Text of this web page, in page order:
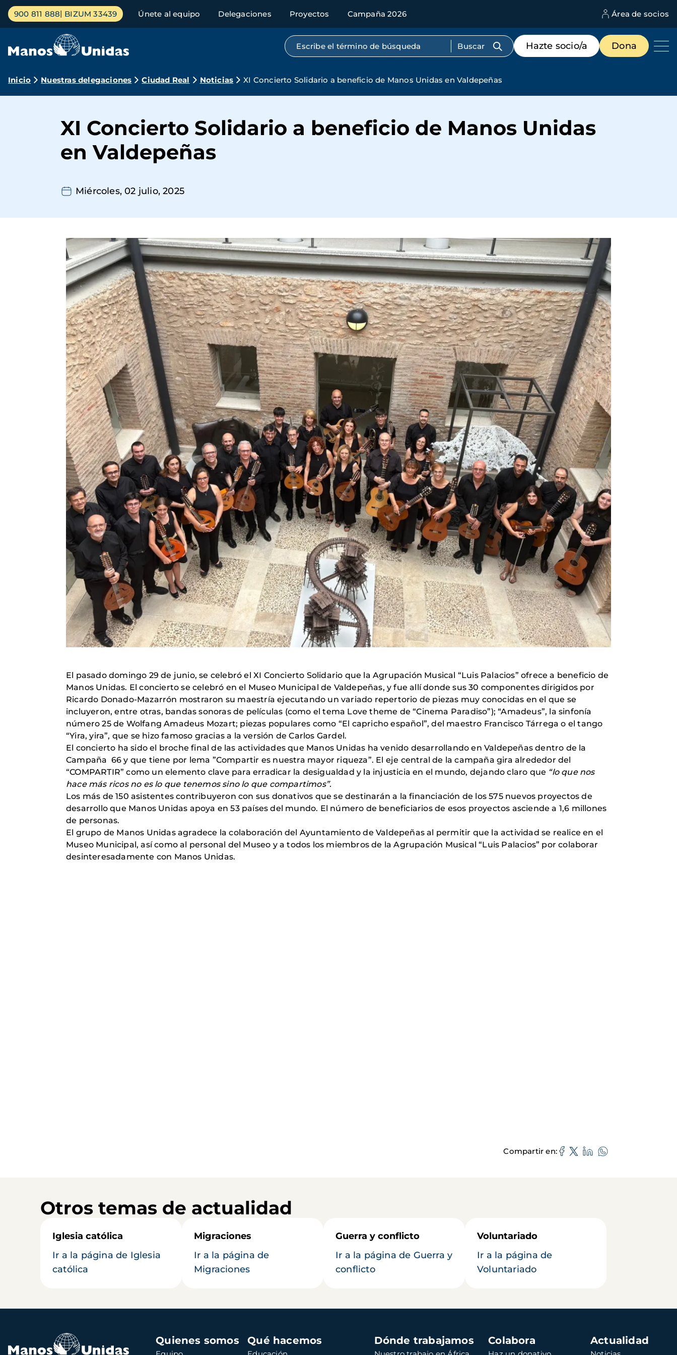
Pasar
contenido
Menú
principal
900 811 888 BIZUM 33439 Únete al equipo Delegaciones Proyectos Campaña 2026 Área de socios
Búsqueda por texto completo
Menú
de
destacados
Hazte socio/a Dona
Ruta
navegación
Inicio Nuestras delegaciones Ciudad Real Noticias XI Concierto Solidario a beneficio de Manos Unidas en Valdepeñas
XI Concierto Solidario a beneficio de Manos Unidas
en Valdepeñas
Miércoles, 02 julio, 2025
El pasado domingo 29 de junio, se celebró el XI Concierto Solidario que la Agrupación Musical “Luis Palacios” ofrece a beneficio de
Manos Unidas. El concierto se celebró en el Museo Municipal de Valdepeñas, y fue allí donde sus 30 componentes dirigidos por
Ricardo Donado-Mazarrón mostraron su maestría ejecutando un variado repertorio de piezas muy conocidas en el que se
incluyeron, entre otras, bandas sonoras de películas (como el tema Love theme de “Cinema Paradiso”); “Amadeus”, la sinfonía
número 25 de Wolfang Amadeus Mozart; piezas populares como “El capricho español”, del maestro Francisco Tárrega o el tango
“Yira, yira”, que se hizo famoso gracias a la versión de Carlos Gardel.
El concierto ha sido el broche final de las actividades que Manos Unidas ha venido desarrollando en Valdepeñas dentro de la
Campaña 66 y que tiene por lema ”Compartir es nuestra mayor riqueza”. El eje central de la campaña gira alrededor del
“COMPARTIR” como un elemento clave para erradicar la desigualdad y la injusticia en el mundo, dejando claro que “lo que nos
hace más ricos no es lo que tenemos sino lo que compartimos”.
Los más de 150 asistentes contribuyeron con sus donativos que se destinarán a la financiación de los 575 nuevos proyectos de
desarrollo que Manos Unidas apoya en 53 países del mundo. El número de beneficiarios de esos proyectos asciende a 1,6 millones
de personas.
El grupo de Manos Unidas agradece la colaboración del Ayuntamiento de Valdepeñas al permitir que la actividad se realice en el
Museo Municipal, así como al personal del Museo y a todos los miembros de la Agrupación Musical “Luis Palacios” por colaborar
desinteresadamente con Manos Unidas.
Compartir en
Otros temas de actualidad
Iglesia católica
Ir a la página de Iglesia
católica
Migraciones
Ir a la página de
Migraciones
Guerra y conflicto
Ir a la página de Guerra y
conflicto
Voluntariado
Ir a la página de
Voluntariado
Navegación
principal
Quienes somos Qué hacemos Dónde trabajamos Colabora Actualidad